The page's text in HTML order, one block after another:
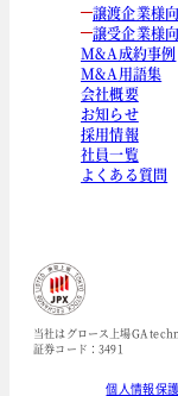
譲渡企業様
譲受企業様
M&A成約事例
M&A用語集
会社概要
お知らせ
採用情報
社員一覧
よくある質問
当社はグロース上場GA
証券コード：3491
個人情報保